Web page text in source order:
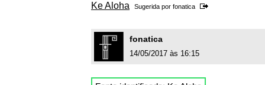
Ke Aloha Sugerida por fonatica
fonatica
14/05/2017 às 16:15